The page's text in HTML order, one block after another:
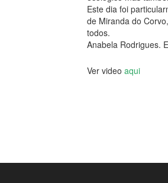
Este dia foi
de Miranda do
todos.
Anabela Rodrigues.
Ver video aqui